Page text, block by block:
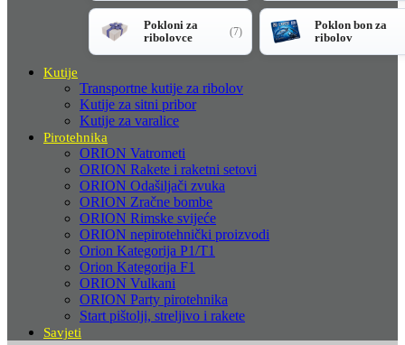
Pokloni za
ribolovce
(7)
Poklon bon za
ribolov
Kutije
Transportne kutije za ribolov
Kutije za sitni pribor
Kutije za varalice
Pirotehnika
ORION Vatrometi
ORION Rakete i raketni setovi
ORION Odašiljači zvuka
ORION Zračne bombe
ORION Rimske svijeće
ORION nepirotehnički proizvodi
Orion Kategorija P1/T1
Orion Kategorija F1
ORION Vulkani
ORION Party pirotehnika
Start pištolji, streljivo i rakete
Savjeti